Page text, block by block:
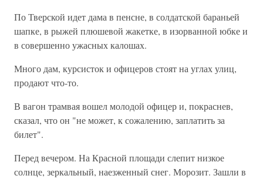
По Тверской идет дама в пенсне, в солдатской бараньей
шапке, в рыжей плюшевой жакетке, в изорванной юбке и
в совершенно ужасных калошах.
Много дам, курсисток и офицеров стоят на углах улиц,
продают что-то.
В вагон трамвая вошел молодой офицер и, покраснев,
сказал, что он "не может, к сожалению, заплатить за
билет".
Перед вечером. На Красной площади слепит низкое
солнце, зеркальный, наезженный снег. Морозит. Зашли в